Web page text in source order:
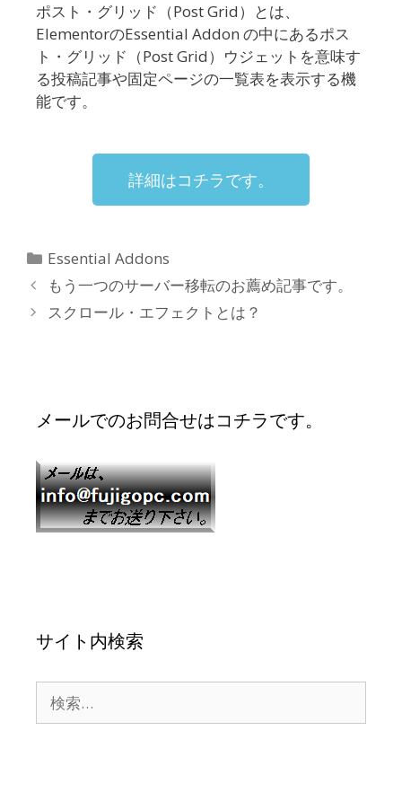
ポスト・グリッド（Post Grid）とは、
ElementorのEssential Addon の中にあるポス
ト・グリッド（Post Grid）ウジェットを意味す
る投稿記事や固定ページの一覧表を表示する機
能です。
詳細はコチラです。
Essential Addons
もう一つのサーバー移転のお薦め記事です。
スクロール・エフェクトとは？
メールでのお問合せはコチラです。
サイト内検索